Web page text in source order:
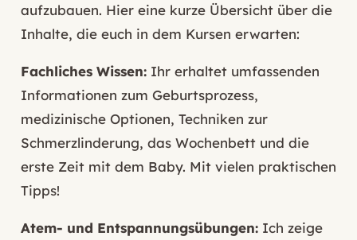
aufzubauen. Hier eine kurze Übersicht über die
Inhalte, die euch in dem Kursen erwarten:
Fachliches Wissen:Ihr erhaltet umfassenden
Informationen zum Geburtsprozess,
medizinische Optionen, Techniken zur
Schmerzlinderung, das Wochenbett und die
erste Zeit mit dem Baby. Mit vielen praktischen
Tipps!
Atem- und Entspannungsübungen:Ich zeige